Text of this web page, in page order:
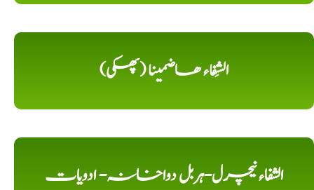
الشِفاء ھاضمینا (پھکی)
الشفاء نیچرل-ہربل دواخانہ- ادویات